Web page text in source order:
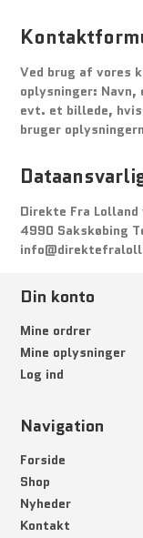
Ved brug af vores
oplysninger: Navn,
evt. et billede,
bruger
Direkte Fra
4990 Sakskøbing
Din konto
Mine ordrer
Mine oplysninger
Log ind
Navigation
Forside
Shop
Nyheder
Kontakt